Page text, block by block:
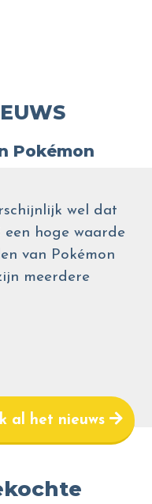
Pokémon
wel dat
een hoge waarde
van Pokémon
meerdere
al het nieuws